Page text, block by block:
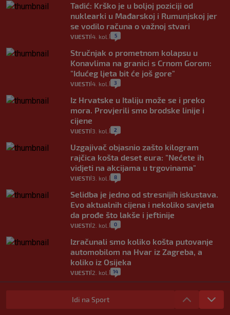
Tadić: Krško je u boljoj poziciji od
nuklearki u Mađarskoj i Rumunjskoj jer
se vodilo računa o važnoj stvari
VIJESTI 4. kol. 5
Stručnjak o prometnom kolapsu u
Konavlima na granici s Crnom Gorom:
"Idućeg ljeta bit će još gore"
VIJESTI 4. kol. 3
Iz Hrvatske u Italiju može se i preko
mora. Provjerili smo brodske linije i
cijene
VIJESTI 3. kol. 2
Uzgajivač objasnio zašto kilogram
rajčica košta deset eura: "Nećete ih
vidjeti na akcijama u trgovinama"
VIJESTI 3. kol. 8
Selidba je jedno od stresnijih iskustava.
Evo aktualnih cijena i nekoliko savjeta
da prođe što lakše i jeftinije
VIJESTI 2. kol. 0
Izračunali smo koliko košta putovanje
automobilom na Hvar iz Zagreba, a
koliko iz Osijeka
VIJESTI 2. kol. 14
"Kći je otišla na more, a zaboravila
zdravstvenu iskaznicu". Kakva su prava
pacijenata izvan mjesta prebivališta?
Idi na Sport